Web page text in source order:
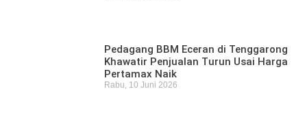
Pedagang BBM Eceran di Tenggarong
Khawatir Penjualan Turun Usai Harga
Pertamax Naik
Rabu, 10 Juni 2026